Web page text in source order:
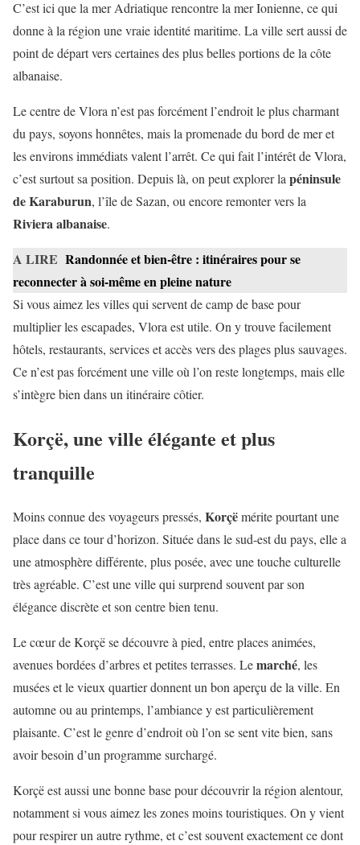
C’est ici que la mer Adriatique rencontre la mer Ionienne, ce qui
donne à la région une vraie identité maritime. La ville sert aussi de
point de départ vers certaines des plus belles portions de la côte
albanaise.
Le centre de Vlora n’est pas forcément l’endroit le plus charmant
du pays, soyons honnêtes, mais la promenade du bord de mer et
les environs immédiats valent l’arrêt. Ce qui fait l’intérêt de Vlora,
c’est surtout sa position. Depuis là, on peut explorer lapéninsule
de Karaburun, l’île de Sazan, ou encore remonter vers la
Riviera albanaise.
A LIRE Randonnée et bien-être : itinéraires pour se
reconnecter à soi-même en pleine nature
Si vous aimez les villes qui servent de camp de base pour
multiplier les escapades, Vlora est utile. On y trouve facilement
hôtels, restaurants, services et accès vers des plages plus sauvages.
Ce n’est pas forcément une ville où l’on reste longtemps, mais elle
s’intègre bien dans un itinéraire côtier.
Korçë, une ville élégante et plus
tranquille
Moins connue des voyageurs pressés, Korçëmérite pourtant une
place dans ce tour d’horizon. Située dans le sud-est du pays, elle a
une atmosphère différente, plus posée, avec une touche culturelle
très agréable. C’est une ville qui surprend souvent par son
élégance discrète et son centre bien tenu.
Le cœur de Korçë se découvre à pied, entre places animées,
avenues bordées d’arbres et petites terrasses. Lemarché, les
musées et le vieux quartier donnent un bon aperçu de la ville. En
automne ou au printemps, l’ambiance y est particulièrement
plaisante. C’est le genre d’endroit où l’on se sent vite bien, sans
avoir besoin d’un programme surchargé.
Korçë est aussi une bonne base pour découvrir la région alentour,
notamment si vous aimez les zones moins touristiques. On y vient
pour respirer un autre rythme, et c’est souvent exactement ce dont